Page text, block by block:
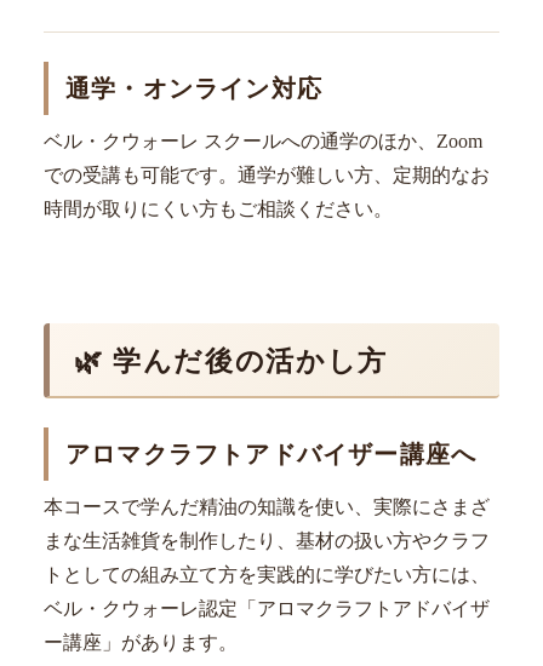
通学・オンライン対応
ベル・クウォーレ スクールへの通学のほか、Zoom
での受講も可能です。通学が難しい方、定期的なお
時間が取りにくい方もご相談ください。
🌿 学んだ後の活かし方
アロマクラフトアドバイザー講座へ
本コースで学んだ精油の知識を使い、実際にさまざ
まな生活雑貨を制作したり、基材の扱い方やクラフ
トとしての組み立て方を実践的に学びたい方には、
ベル・クウォーレ認定「アロマクラフトアドバイザ
ー講座」があります。